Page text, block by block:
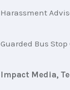
Harassment
Guarded Bus
Impact Media,